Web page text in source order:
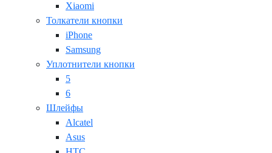
Xiaomi
Толкатели кнопки
iPhone
Samsung
Уплотнители кнопки
5
6
Шлейфы
Alcatel
Asus